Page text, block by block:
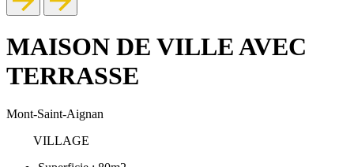
MAISON DE VILLE AVEC
TERRASSE
Mont-Saint-Aignan
VILLAGE